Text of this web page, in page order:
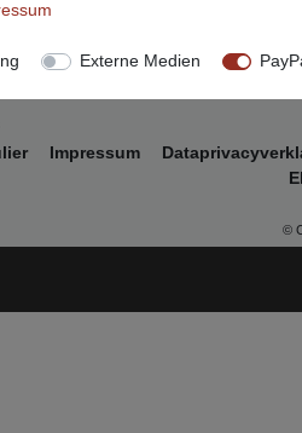
Impressum
©
Externe Medien